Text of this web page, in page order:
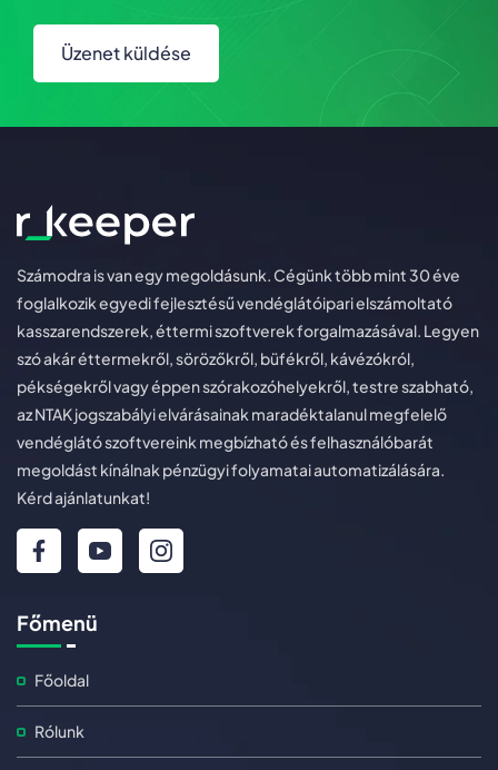
Üzenet küldése
Számodra is van egy megoldásunk. Cégünk több mint 30 éve
foglalkozik egyedi fejlesztésű vendéglátóipari elszámoltató
kasszarendszerek, éttermi szoftverek forgalmazásával. Legyen
szó akár éttermekről, sörözőkről, büfékről, kávézókról,
pékségekről vagy éppen szórakozóhelyekről, testre szabható,
az NTAK jogszabályi elvárásainak maradéktalanul megfelelő
vendéglátó szoftvereink megbízható és felhasználóbarát
megoldást kínálnak pénzügyi folyamatai automatizálására.
Kérd ajánlatunkat!
Főmenü
Főoldal
Rólunk